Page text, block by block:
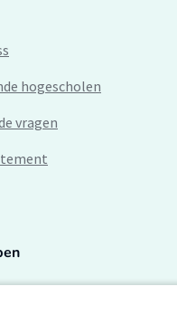
hogescholen
vragen